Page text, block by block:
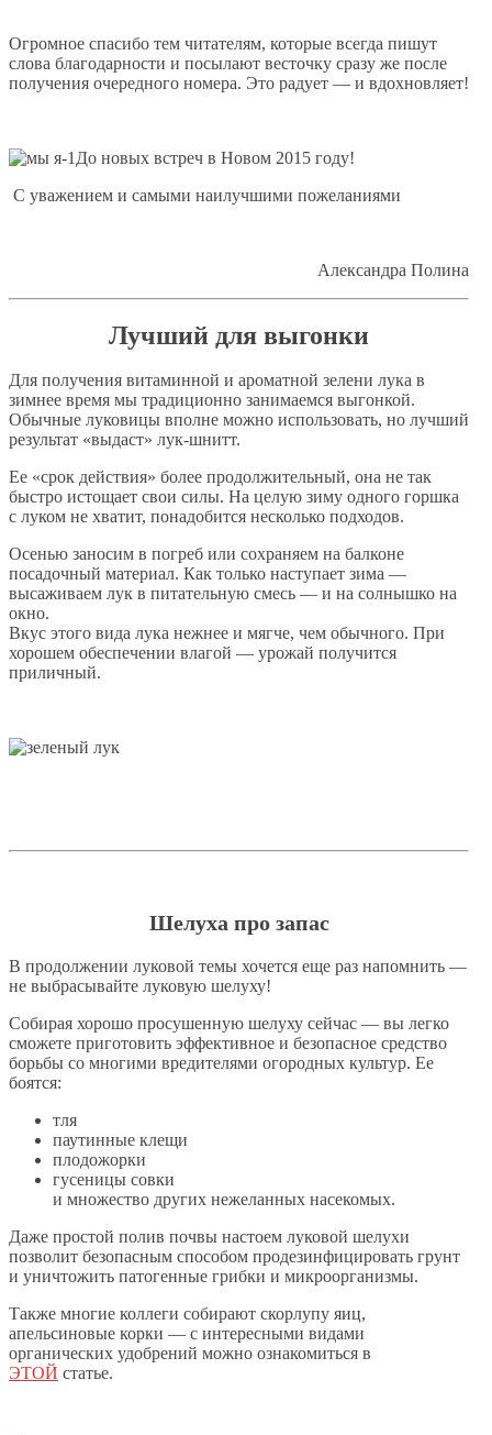
Огромное спасибо тем читателям, которые всегда пишут
слова благодарности и посылают весточку сразу же после
получения очередного номера. Это радует — и вдохновляет!
До новых встреч в Новом 2015 году!
С уважением и самыми наилучшими пожеланиями
Александра Полина
Лучший для выгонки
Для получения витаминной и ароматной зелени лука в
зимнее время мы традиционно занимаемся выгонкой.
Обычные луковицы вполне можно использовать, но лучший
результат «выдаст» лук-шнитт.
Ее «срок действия» более продолжительный, она не так
быстро истощает свои силы. На целую зиму одного горшка
с луком не хватит, понадобится несколько подходов.
Осенью заносим в погреб или сохраняем на балконе
посадочный материал. Как только наступает зима —
высаживаем лук в питательную смесь — и на солнышко на
окно.
Вкус этого вида лука нежнее и мягче, чем обычного. При
хорошем обеспечении влагой — урожай получится
приличный.
Шелуха про запас
В продолжении луковой темы хочется еще раз напомнить —
не выбрасывайте луковую шелуху!
Собирая хорошо просушенную шелуху сейчас — вы легко
сможете приготовить эффективное и безопасное средство
борьбы со многими вредителями огородных культур. Ее
боятся:
тля
паутинные клещи
плодожорки
гусеницы совки
и множество других нежеланных насекомых.
Даже простой полив почвы настоем луковой шелухи
позволит безопасным способом продезинфицировать грунт
и уничтожить патогенные грибки и микроорганизмы.
Также многие коллеги собирают скорлупу яиц,
апельсиновые корки — с интересными видами
органических удобрений можно ознакомиться в
ЭТОЙ статье.